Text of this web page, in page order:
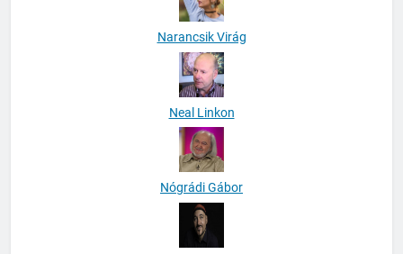
Narancsik Virág
Neal Linkon
Nógrádi Gábor